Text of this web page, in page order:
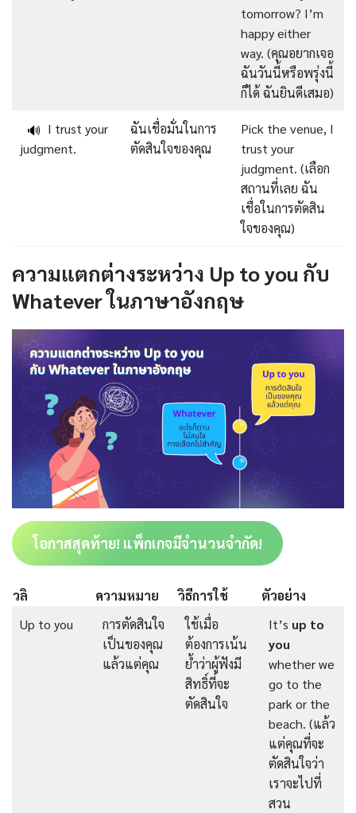
tomorrow? I’m
happy either
way. (คุณอยากเจอ
ฉันวันนี้หรือพรุ่งนี้
ก็ได้ ฉันยินดีเสมอ)
🔊 I trust your
judgment.
ฉันเชื่อมั่นในการ
ตัดสินใจของคุณ
Pick the venue, I
trust your
judgment. (เลือก
สถานที่เลย ฉัน
เชื่อในการตัดสิน
ใจของคุณ)
ความแตกต่างระหว่าง Up to you กับ
Whatever ในภาษาอังกฤษ
โอกาสสุดท้าย! แพ็กเกจมีจำนวนจำกัด!
วลิ ความหมาย วิธีการใช้
ตัวอย่าง
Up to you
การตัดสินใจ
เป็นของคุณ
แล้วแต่คุณ
ใช้เมื่อ
ต้องการเน้น
ย้ำว่าผู้ฟังมี
สิทธิ์ที่จะ
ตัดสินใจ
It’s up to
you
whether we
go to the
park or the
beach. (แล้ว
แต่คุณที่จะ
ตัดสินใจว่า
เราจะไปที่
สวน